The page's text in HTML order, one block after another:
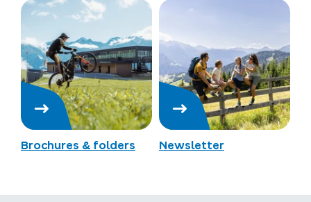
Brochures & folders Newsletter